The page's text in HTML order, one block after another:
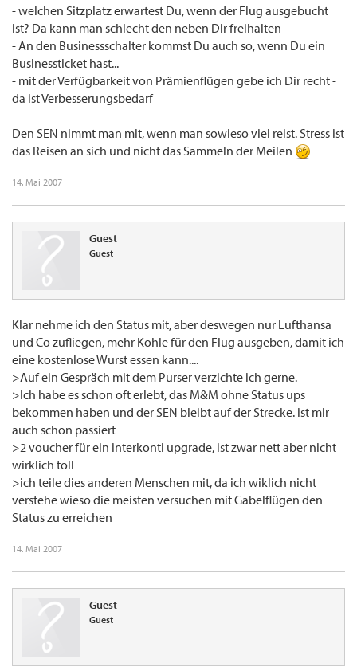
- welchen Sitzplatz erwartest Du, wenn der Flug ausgebucht
ist? Da kann man schlecht den neben Dir freihalten
- An den Businessschalter kommst Du auch so, wenn Du ein
Businessticket hast...
- mit der Verfügbarkeit von Prämienflügen gebe ich Dir recht -
da ist Verbesserungsbedarf
Den SEN nimmt man mit, wenn man sowieso viel reist. Stress ist
das Reisen an sich und nicht das Sammeln der Meilen
14. Mai 2007
Guest
Guest
Klar nehme ich den Status mit, aber deswegen nur Lufthansa
und Co zufliegen, mehr Kohle für den Flug ausgeben, damit ich
eine kostenlose Wurst essen kann....
>Auf ein Gespräch mit dem Purser verzichte ich gerne.
>Ich habe es schon oft erlebt, das M&M ohne Status ups
bekommen haben und der SEN bleibt auf der Strecke. ist mir
auch schon passiert
>2 voucher für ein interkonti upgrade, ist zwar nett aber nicht
wirklich toll
>ich teile dies anderen Menschen mit, da ich wiklich nicht
verstehe wieso die meisten versuchen mit Gabelflügen den
Status zu erreichen
14. Mai 2007
Guest
Guest